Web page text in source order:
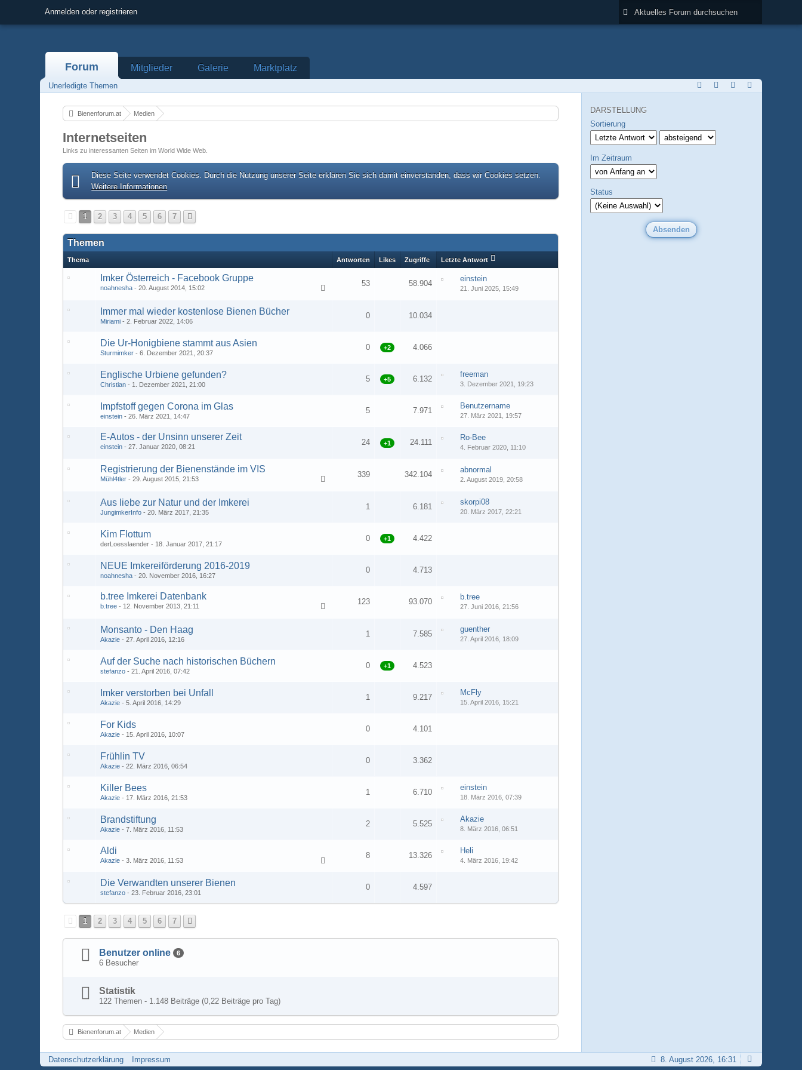
Anmelden oder registrieren
Forum Mitglieder Galerie Marktplatz
Unerledigte Themen
Bienenforum.at Medien
Internetseiten
Links zu interessanten Seiten im World Wide Web.
Diese Seite verwendet Cookies. Durch die Nutzung unserer Seite erklären Sie sich damit einverstanden, dass wir Cookies setzen.
Weitere Informationen
1 2 3 4 5 6 7
Themen
Thema Antworten Likes Zugriffe Letzte Antwort
Imker Österreich - Facebook Gruppe
noahnesha 20. August 2014, 15:02 53 58.904
einstein
21. Juni 2025, 15:49
Immer mal wieder kostenlose Bienen Bücher
Miriami 2. Februar 2022, 14:06
0 10.034
Die Ur-Honigbiene stammt aus Asien
Sturmimker 6. Dezember 2021, 20:37
0 +2 4.066
Englische Urbiene gefunden?
Christian 1. Dezember 2021, 21:00
5 +5 6.132
freeman
3. Dezember 2021, 19:23
Impfstoff gegen Corona im Glas
einstein 26. März 2021, 14:47
5 7.971
Benutzername
27. März 2021, 19:57
E-Autos - der Unsinn unserer Zeit
einstein 27. Januar 2020, 08:21 24 +1 24.111
Ro-Bee
4. Februar 2020, 11:10
Registrierung der Bienenstände im VIS
Mühl4tler 29. August 2015, 21:53 339 342.104
abnormal
2. August 2019, 20:58
Aus liebe zur Natur und der Imkerei
JungimkerInfo 20. März 2017, 21:35
1 6.181
skorpi08
20. März 2017, 22:21
Kim Flottum
derLoesslaender 18. Januar 2017, 21:17
0 +1 4.422
NEUE Imkereiförderung 2016-2019
noahnesha 20. November 2016, 16:27
0 4.713
b.tree Imkerei Datenbank
b.tree 12. November 2013, 21:11 123 93.070
b.tree
27. Juni 2016, 21:56
Monsanto - Den Haag
Akazie 27. April 2016, 12:16
1 7.585
guenther
27. April 2016, 18:09
Auf der Suche nach historischen Büchern
stefanzo 21. April 2016, 07:42
0 +1 4.523
Imker verstorben bei Unfall
Akazie 5. April 2016, 14:29
1 9.217
McFly
15. April 2016, 15:21
For Kids
Akazie 15. April 2016, 10:07
0 4.101
Frühlin TV
Akazie 22. März 2016, 06:54
0 3.362
Killer Bees
Akazie 17. März 2016, 21:53
1 6.710
einstein
18. März 2016, 07:39
Brandstiftung
Akazie 7. März 2016, 11:53
2 5.525
Akazie
8. März 2016, 06:51
Aldi
Akazie 3. März 2016, 11:53
8 13.326
Heli
4. März 2016, 19:42
Die Verwandten unserer Bienen
stefanzo 23. Februar 2016, 23:01
0 4.597
1 2 3 4 5 6 7
Benutzer online 6
6 Besucher
Statistik
122 Themen - 1.148 Beiträge (0,22 Beiträge pro Tag)
Bienenforum.at Medien
DARSTELLUNG
Sortierung
Im Zeitraum
Status
Datenschutzerklärung Impressum 8. August 2026, 16:31